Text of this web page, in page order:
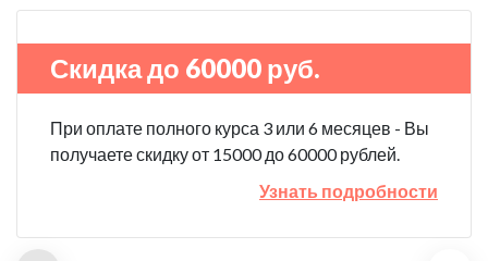
Скидка до 60000 руб.
При оплате полного курса 3 или 6 месяцев - Вы
получаете скидку от 15000 до 60000 рублей.
Узнать подробности